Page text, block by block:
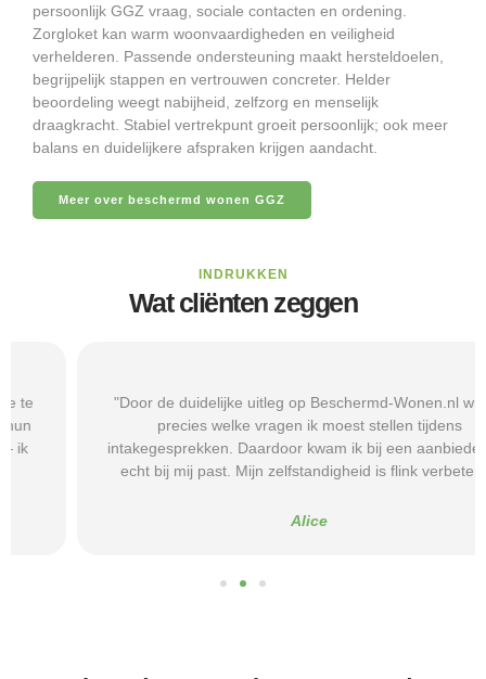
persoonlijk GGZ vraag, sociale contacten en ordening.
Zorgloket kan warm woonvaardigheden en veiligheid
verhelderen. Passende ondersteuning maakt hersteldoelen,
begrijpelijk stappen en vertrouwen concreter. Helder
beoordeling weegt nabijheid, zelfzorg en menselijk
draagkracht. Stabiel vertrekpunt groeit persoonlijk; ook meer
balans en duidelijkere afspraken krijgen aandacht.
Meer over beschermd wonen GGZ
INDRUKKEN
Wat cliënten zeggen
"Door de duidelijke uitleg op Beschermd-Wonen.nl wist ik
precies welke vragen ik moest stellen tijdens
intakegesprekken. Daardoor kwam ik bij een aanbieder die
echt bij mij past. Mijn zelfstandigheid is flink verbeterd."